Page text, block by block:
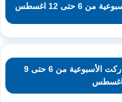
حتى 12 اغسطس
عروض نستو هايبر ماركت الأسبوعية من 6 حتى 9
اغسطس